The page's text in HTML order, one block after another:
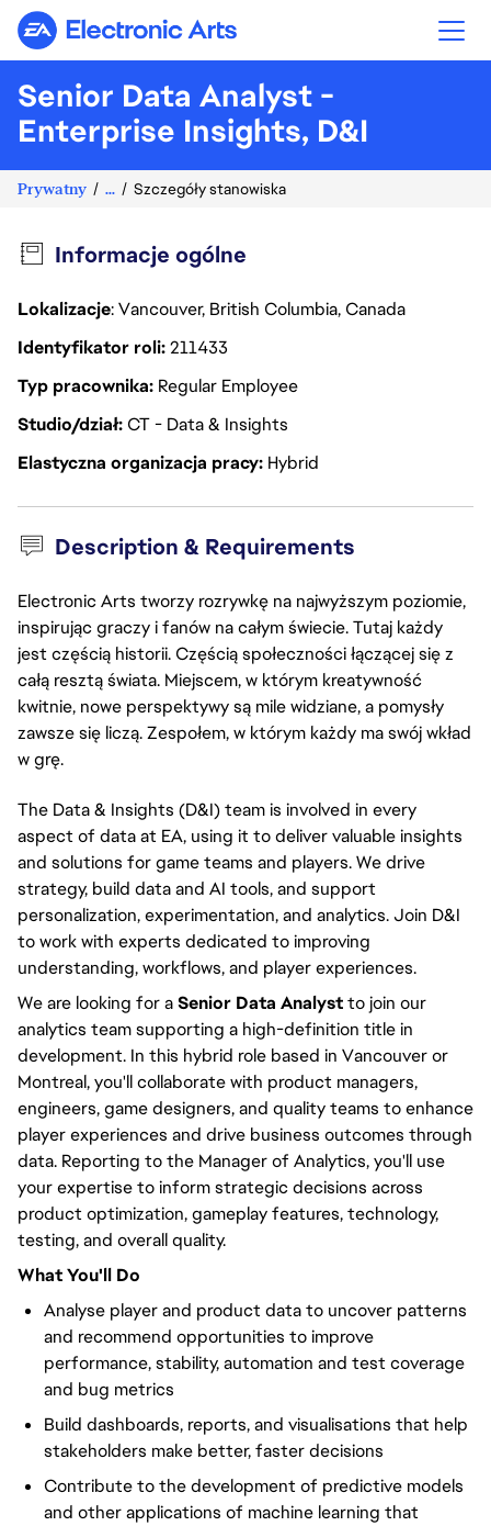
Electronic Arts
Senior Data Analyst -
Enterprise Insights, D&I
Prywatny ... Szczegóły stanowiska
Informacje ogólne
Lokalizacje: Vancouver, British Columbia, Canada
Identyfikator roli211433
Typ pracownika Regular Employee
Studio/działCT - Data & Insights
Elastyczna organizacja pracy Hybrid
Description & Requirements
Electronic Arts tworzy rozrywkę na najwyższym poziomie,
inspirując graczy i fanów na całym świecie. Tutaj każdy
jest częścią historii. Częścią społeczności łączącej się z
całą resztą świata. Miejscem, w którym kreatywność
kwitnie, nowe perspektywy są mile widziane, a pomysły
zawsze się liczą. Zespołem, w którym każdy ma swój wkład
w grę.
The Data & Insights (D&I) team is involved in every
aspect of data at EA, using it to deliver valuable insights
and solutions for game teams and players. We drive
strategy, build data and AI tools, and support
personalization, experimentation, and analytics. Join D&I
to work with experts dedicated to improving
understanding, workflows, and player experiences.
We are looking for aSenior Data Analystto join our
analytics team supporting a high-definition title in
development. In this hybrid role based in Vancouver or
Montreal, you'll collaborate with product managers,
engineers, game designers, and quality teams to enhance
player experiences and drive business outcomes through
data. Reporting to the Manager of Analytics, you'll use
your expertise to inform strategic decisions across
product optimization, gameplay features, technology,
testing, and overall quality.
What You'll Do
Analyse player and product data to uncover patterns
and recommend opportunities to improve
performance, stability, automation and test coverage
and bug metrics
Build dashboards, reports, and visualisations that help
stakeholders make better, faster decisions
Contribute to the development of predictive models
and other applications of machine learning that